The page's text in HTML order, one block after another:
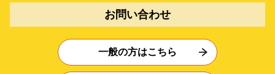
お問い合わせ
一般の方はこちら